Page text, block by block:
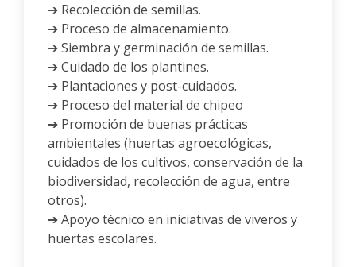
➔ Recolección de semillas.
➔ Proceso de almacenamiento.
➔ Siembra y germinación de semillas.
➔ Cuidado de los plantines.
➔ Plantaciones y post-cuidados.
➔ Proceso del material de chipeo
➔ Promoción de buenas prácticas
ambientales (huertas agroecológicas,
cuidados de los cultivos, conservación de la
biodiversidad, recolección de agua, entre
otros).
➔ Apoyo técnico en iniciativas de viveros y
huertas escolares.